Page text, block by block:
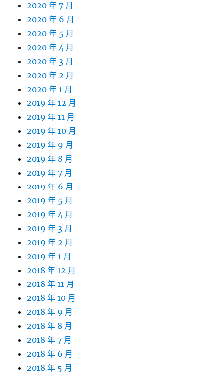
2020 年 7 月
2020 年 6 月
2020 年 5 月
2020 年 4 月
2020 年 3 月
2020 年 2 月
2020 年 1 月
2019 年 12 月
2019 年 11 月
2019 年 10 月
2019 年 9 月
2019 年 8 月
2019 年 7 月
2019 年 6 月
2019 年 5 月
2019 年 4 月
2019 年 3 月
2019 年 2 月
2019 年 1 月
2018 年 12 月
2018 年 11 月
2018 年 10 月
2018 年 9 月
2018 年 8 月
2018 年 7 月
2018 年 6 月
2018 年 5 月